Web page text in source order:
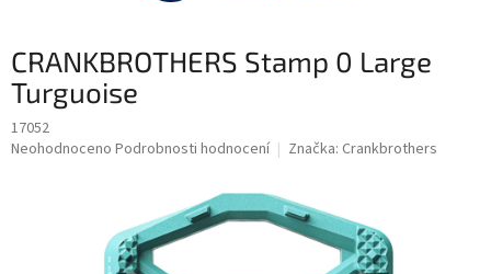
CRANKBROTHERS Stamp 0 Large
Turguoise
17052
Průměrné
Neohodnoceno Podrobnosti hodnocení Značka: Crankbrothers